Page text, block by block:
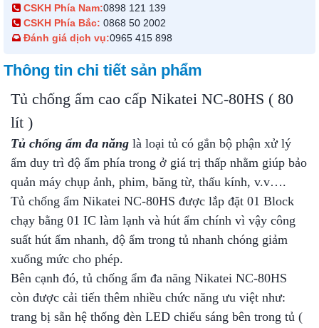
CSKH Phía Nam:0898 121 139
CSKH Phía Bắc: 0868 50 2002
Đánh giá dịch vụ:0965 415 898
Thông tin chi tiết sản phẩm
Tủ chống ẩm cao cấp Nikatei NC-80HS ( 80
lít )
Tủ chống ẩm đa năng là loại tủ có gắn bộ phận xử lý
ẩm duy trì độ ẩm phía trong ở giá trị thấp nhằm giúp bảo
quản máy chụp ảnh, phim, băng từ, thấu kính, v.v….
Tủ chống ẩm Nikatei NC-80HS được lắp đặt 01 Block
chạy bằng 01 IC làm lạnh và hút ẩm chính vì vậy công
suất hút ẩm nhanh, độ ẩm trong tủ nhanh chóng giảm
xuống mức cho phép.
Bên cạnh đó, tủ chống ẩm đa năng Nikatei NC-80HS
còn được cải tiến thêm nhiều chức năng ưu việt như:
trang bị sẵn hệ thống đèn LED chiếu sáng bên trong tủ (